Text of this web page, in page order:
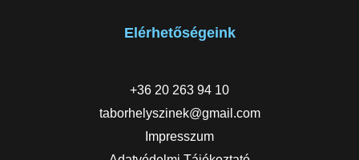
Elérhetőségeink
+36 20 263 94 10
taborhelyszinek@gmail.com
Impresszum